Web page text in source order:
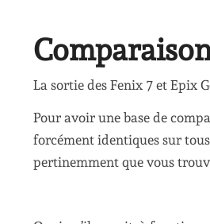
La sortie des Fenix 7 et Epix
Pour avoir une base de
forcément identiques sur tous
pertinemment que vous